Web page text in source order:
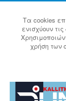
Τα cookies
ενισχύουν
χρήση των